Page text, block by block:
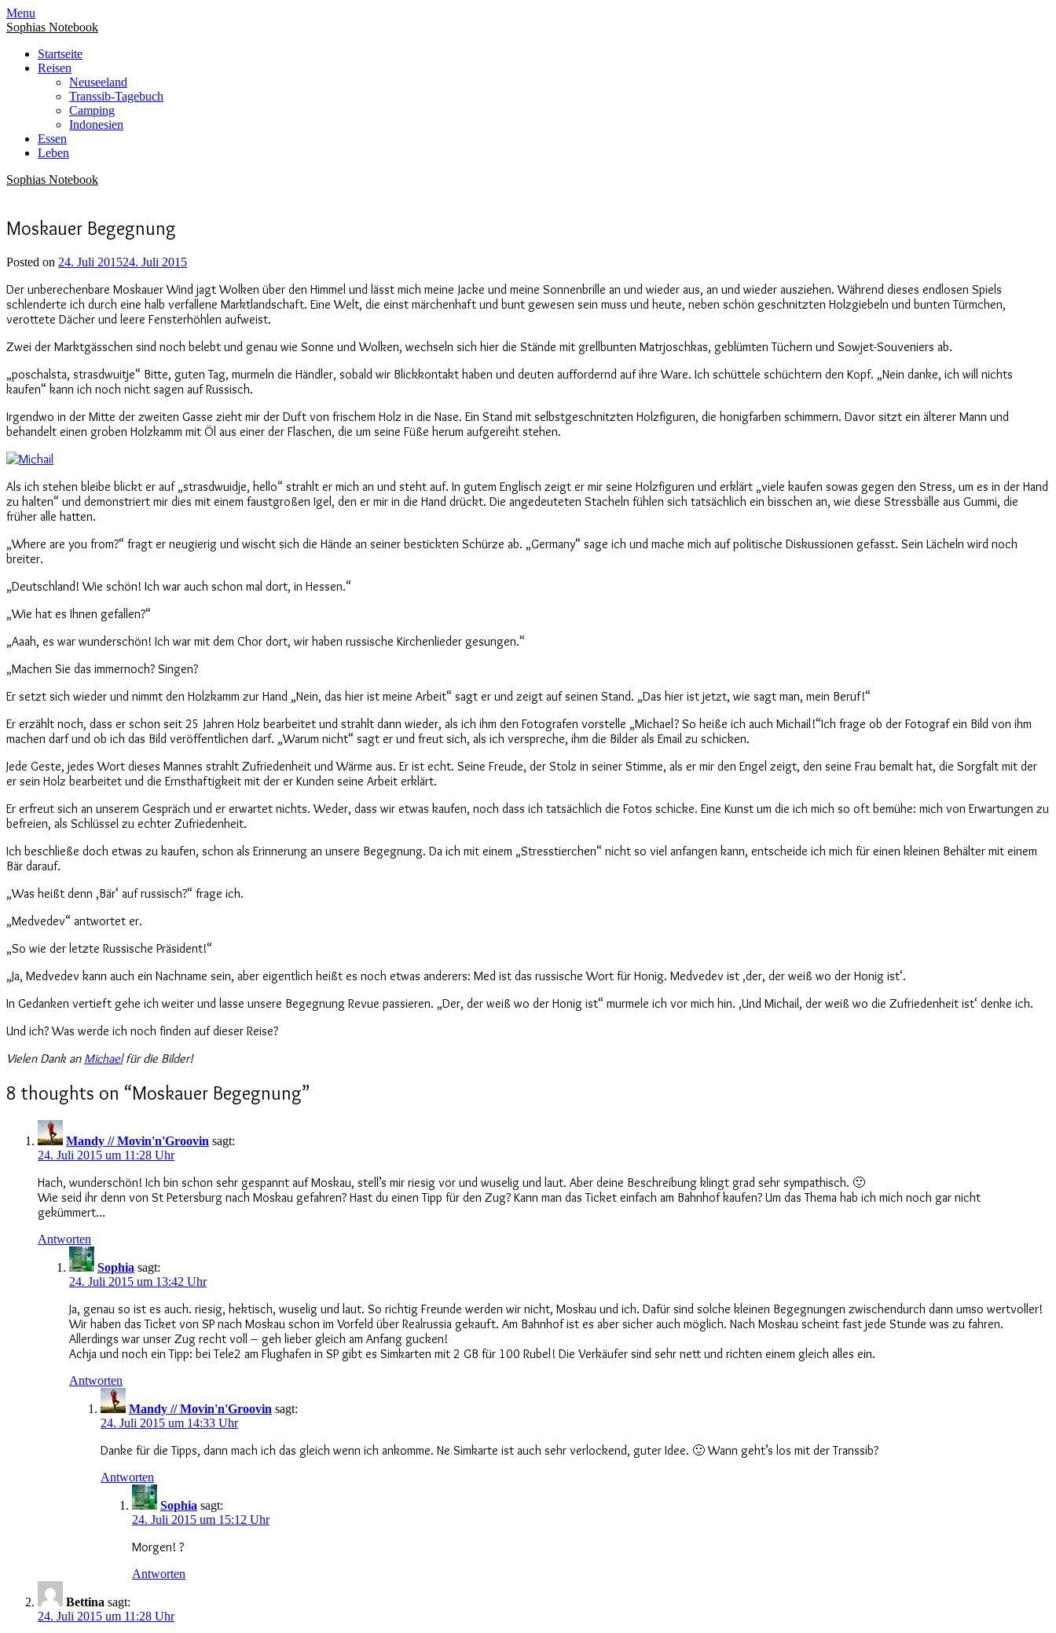
Menu
Sophias Notebook
Startseite
Reisen
Neuseeland
Transsib-Tagebuch
Camping
Indonesien
Essen
Leben
Sophias Notebook
Moskauer Begegnung
Posted on 24. Juli 201524. Juli 2015
Der unberechenbare Moskauer Wind jagt Wolken über den Himmel und lässt mich meine Jacke und meine Sonnenbrille an und wieder aus, an und wieder ausziehen. Während dieses endlosen Spiels
schlenderte ich durch eine halb verfallene Marktlandschaft. Eine Welt, die einst märchenhaft und bunt gewesen sein muss und heute, neben schön geschnitzten Holzgiebeln und bunten Türmchen,
verottete Dächer und leere Fensterhöhlen aufweist.
Zwei der Marktgässchen sind noch belebt und genau wie Sonne und Wolken, wechseln sich hier die Stände mit grellbunten Matrjoschkas, geblümten Tüchern und Sowjet-Souveniers ab.
„poschalsta, strasdwuitje“ Bitte, guten Tag, murmeln die Händler, sobald wir Blickkontakt haben und deuten auffordernd auf ihre Ware. Ich schüttele schüchtern den Kopf. „Nein danke, ich will nichts
kaufen“ kann ich noch nicht sagen auf Russisch.
Irgendwo in der Mitte der zweiten Gasse zieht mir der Duft von frischem Holz in die Nase. Ein Stand mit selbstgeschnitzten Holzfiguren, die honigfarben schimmern. Davor sitzt ein älterer Mann und
behandelt einen groben Holzkamm mit Öl aus einer der Flaschen, die um seine Füße herum aufgereiht stehen.
Als ich stehen bleibe blickt er auf „strasdwuidje, hello“ strahlt er mich an und steht auf. In gutem Englisch zeigt er mir seine Holzfiguren und erklärt „viele kaufen sowas gegen den Stress, um es in der Hand
zu halten“ und demonstriert mir dies mit einem faustgroßen Igel, den er mir in die Hand drückt. Die angedeuteten Stacheln fühlen sich tatsächlich ein bisschen an, wie diese Stressbälle aus Gummi, die
früher alle hatten.
„Where are you from?“ fragt er neugierig und wischt sich die Hände an seiner bestickten Schürze ab. „Germany“ sage ich und mache mich auf politische Diskussionen gefasst. Sein Lächeln wird noch
breiter.
„Deutschland! Wie schön! Ich war auch schon mal dort, in Hessen.“
„Wie hat es Ihnen gefallen?“
„Aaah, es war wunderschön! Ich war mit dem Chor dort, wir haben russische Kirchenlieder gesungen.“
„Machen Sie das immernoch? Singen?
Er setzt sich wieder und nimmt den Holzkamm zur Hand „Nein, das hier ist meine Arbeit“ sagt er und zeigt auf seinen Stand. „Das hier ist jetzt, wie sagt man, mein Beruf!“
Er erzählt noch, dass er schon seit 25 Jahren Holz bearbeitet und strahlt dann wieder, als ich ihm den Fotografen vorstelle „Michael? So heiße ich auch Michail!“Ich frage ob der Fotograf ein Bild von ihm
machen darf und ob ich das Bild veröffentlichen darf. „Warum nicht“ sagt er und freut sich, als ich verspreche, ihm die Bilder als Email zu schicken.
Jede Geste, jedes Wort dieses Mannes strahlt Zufriedenheit und Wärme aus. Er ist echt. Seine Freude, der Stolz in seiner Stimme, als er mir den Engel zeigt, den seine Frau bemalt hat, die Sorgfalt mit der
er sein Holz bearbeitet und die Ernsthaftigkeit mit der er Kunden seine Arbeit erklärt.
Er erfreut sich an unserem Gespräch und er erwartet nichts. Weder, dass wir etwas kaufen, noch dass ich tatsächlich die Fotos schicke. Eine Kunst um die ich mich so oft bemühe: mich von Erwartungen zu
befreien, als Schlüssel zu echter Zufriedenheit.
Ich beschließe doch etwas zu kaufen, schon als Erinnerung an unsere Begegnung. Da ich mit einem „Stresstierchen“ nicht so viel anfangen kann, entscheide ich mich für einen kleinen Behälter mit einem
Bär darauf.
„Was heißt denn ‚Bär‘ auf russisch?“ frage ich.
„Medvedev“ antwortet er.
„So wie der letzte Russische Präsident!“
„Ja, Medvedev kann auch ein Nachname sein, aber eigentlich heißt es noch etwas anderers: Med ist das russische Wort für Honig. Medvedev ist ‚der, der weiß wo der Honig ist‘.
In Gedanken vertieft gehe ich weiter und lasse unsere Begegnung Revue passieren. „Der, der weiß wo der Honig ist“ murmele ich vor mich hin. ‚Und Michail, der weiß wo die Zufriedenheit ist‘ denke ich.
Und ich? Was werde ich noch finden auf dieser Reise?
Vielen Dank an Michaelfür die Bilder!
8 thoughts on “Moskauer Begegnung”
Mandy // Movin'n'Groovin sagt:
24. Juli 2015 um 11:28 Uhr
Hach, wunderschön! Ich bin schon sehr gespannt auf Moskau, stell’s mir riesig vor und wuselig und laut. Aber deine Beschreibung klingt grad sehr sympathisch. 🙂
Wie seid ihr denn von St Petersburg nach Moskau gefahren? Hast du einen Tipp für den Zug? Kann man das Ticket einfach am Bahnhof kaufen? Um das Thema hab ich mich noch gar nicht
gekümmert…
Antworten
Sophia sagt:
24. Juli 2015 um 13:42 Uhr
Ja, genau so ist es auch. riesig, hektisch, wuselig und laut. So richtig Freunde werden wir nicht, Moskau und ich. Dafür sind solche kleinen Begegnungen zwischendurch dann umso wertvoller!
Wir haben das Ticket von SP nach Moskau schon im Vorfeld über Realrussia gekauft. Am Bahnhof ist es aber sicher auch möglich. Nach Moskau scheint fast jede Stunde was zu fahren.
Allerdings war unser Zug recht voll – geh lieber gleich am Anfang gucken!
Achja und noch ein Tipp: bei Tele2 am Flughafen in SP gibt es Simkarten mit 2 GB für 100 Rubel! Die Verkäufer sind sehr nett und richten einem gleich alles ein.
Antworten
Mandy // Movin'n'Groovin sagt:
24. Juli 2015 um 14:33 Uhr
Danke für die Tipps, dann mach ich das gleich wenn ich ankomme. Ne Simkarte ist auch sehr verlockend, guter Idee. 🙂 Wann geht’s los mit der Transsib?
Antworten
Sophia sagt:
24. Juli 2015 um 15:12 Uhr
Morgen! ?
Antworten
Bettina sagt:
24. Juli 2015 um 11:28 Uhr